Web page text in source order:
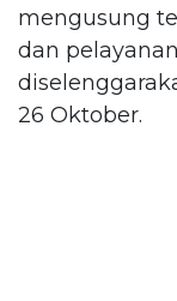
mengusung
dan
26 Oktober.